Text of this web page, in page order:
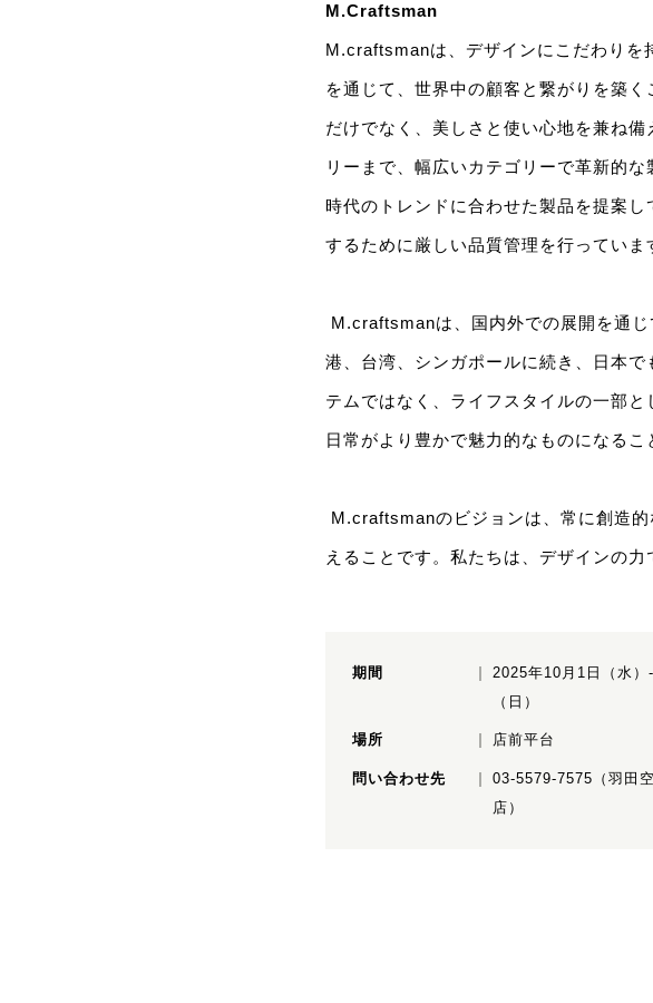
M.Craftsman
M.craftsmanは、デザインにこだわりを
を通じて、世界中の顧客と繋がりを築
だけでなく、美しさと使い心地を兼ね
リーまで、幅広いカテゴリーで革新的
時代のトレンドに合わせた製品を提案
するために厳しい品質管理を行っていま
M.craftsmanは、国内外での展開を通
港、台湾、シンガポールに続き、日本
テムではなく、ライフスタイルの一部
日常がより豊かで魅力的なものになるこ
M.craftsmanのビジョンは、常に創造
えることです。私たちは、デザインの
期間
2025年10月1日（水）
（日）
場所 店前平台
問い合わせ先
03-5579-7575（羽田
店）